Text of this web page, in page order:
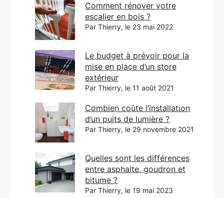
Comment rénover votre
escalier en bois ?
Par Thierry, le 23 mai 2022
Le budget à prévoir pour la
mise en place d’un store
extérieur
Par Thierry, le 11 août 2021
Combien coûte l’installation
d’un puits de lumière ?
Par Thierry, le 29 novembre 2021
Quelles sont les différences
entre asphalte, goudron et
bitume ?
Par Thierry, le 19 mai 2023